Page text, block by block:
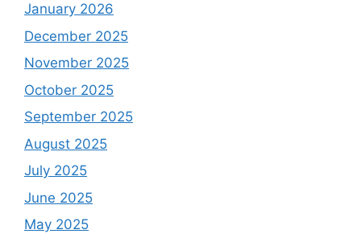
January 2026
December 2025
November 2025
October 2025
September 2025
August 2025
July 2025
June 2025
May 2025